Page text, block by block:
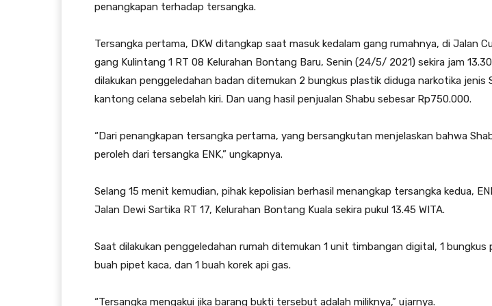
penangkapan terhadap tersangka.
Tersangka pertama, DKW ditangkap saat masuk kedalam gang rumahnya, di Jalan
gang Kulintang 1 RT 08 Kelurahan Bontang Baru, Senin (24/5/ 2021) sekira jam
dilakukan penggeledahan badan ditemukan 2 bungkus plastik diduga narkotika jenis
kantong celana sebelah kiri. Dan uang hasil penjualan Shabu sebesar Rp750.000.
“Dari penangkapan tersangka pertama, yang bersangkutan menjelaskan bahwa
peroleh dari tersangka ENK,” ungkapnya.
Selang 15 menit kemudian, pihak kepolisian berhasil menangkap tersangka kedua,
Jalan Dewi Sartika RT 17, Kelurahan Bontang Kuala sekira pukul 13.45 WITA.
Saat dilakukan penggeledahan rumah ditemukan 1 unit timbangan digital, 1 bungkus
buah pipet kaca, dan 1 buah korek api gas.
“Tersangka mengakui jika barang bukti tersebut adalah miliknya,” ujarnya.